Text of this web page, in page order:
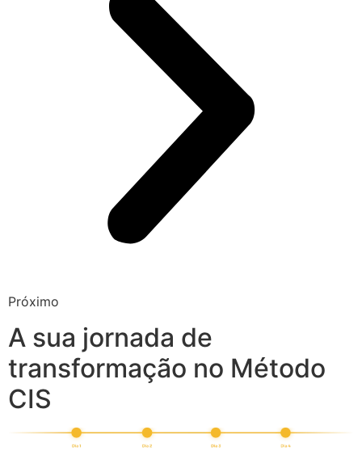
Próximo
A sua jornada de
transformação no Método
CIS